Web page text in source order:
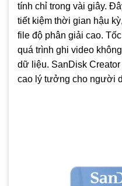
tính chỉ trong vài giây.
tiết kiệm thời gian hậu
file độ phân giải cao.
quá trình ghi video
dữ liệu. SanDisk
cao lý tưởng cho người